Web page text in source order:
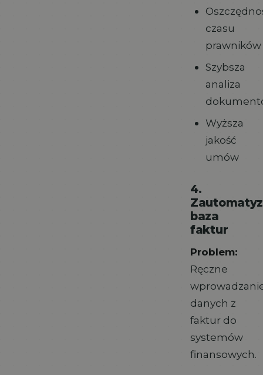
czasu
prawników
Szybsza
analiza
Wyższa
jakość
umów
4.
baza
faktur
Problem:
Ręczne
danych z
faktur do
systemów
finansowych.